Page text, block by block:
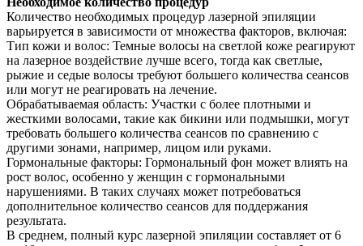
Количество необходимых процедур лазерной эпиляции
варьируется в зависимости от множества факторов, включая:
Тип кожи и волос: Темные волосы на светлой коже реагируют
на лазерное воздействие лучше всего, тогда как светлые,
рыжие и седые волосы требуют большего количества сеансов
или могут не реагировать на лечение.
Обрабатываемая область: Участки с более плотными и
жесткими волосами, такие как бикини или подмышки, могут
требовать большего количества сеансов по сравнению с
другими зонами, например, лицом или руками.
Гормональные факторы: Гормональный фон может влиять на
рост волос, особенно у женщин с гормональными
нарушениями. В таких случаях может потребоваться
дополнительное количество сеансов для поддержания
результата.
В среднем, полный курс лазерной эпиляции составляет от 6